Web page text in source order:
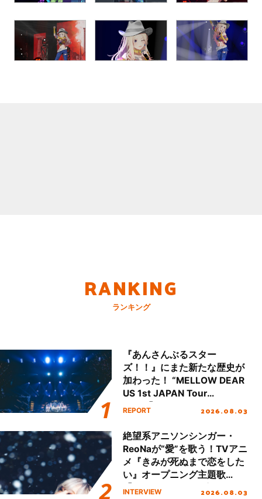
RANKING
ランキング
『あんさんぶるスター
ズ！！』にまた新たな歴史が
加わった！ “MELLOW DEAR
US 1st JAPAN Tour
Final「NICE to meet YOU
ート!!
REPORT 2026.08.03
絶望系アニソンシンガー・
ReoNaが“愛”を歌う！TVアニ
メ『きみが死ぬまで恋をした
い』オープニング主題歌
「Amore」インタビュー
INTERVIEW 2026.08.03